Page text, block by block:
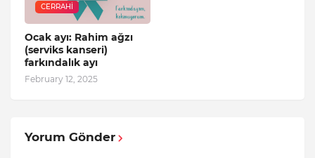
CERRAHI
Ocak ayı: Rahim ağzı
(serviks kanseri)
farkındalık ayı
February 12, 2025
Yorum Gönder